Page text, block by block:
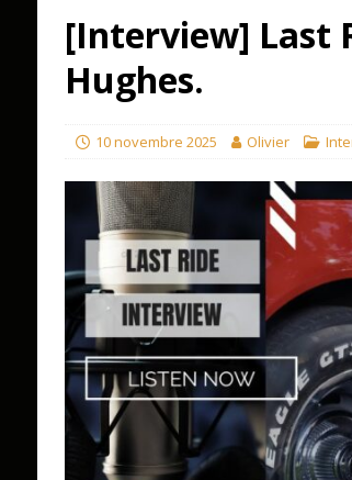
[Interview] Last
Hughes.
10 novembre 2025 Olivier